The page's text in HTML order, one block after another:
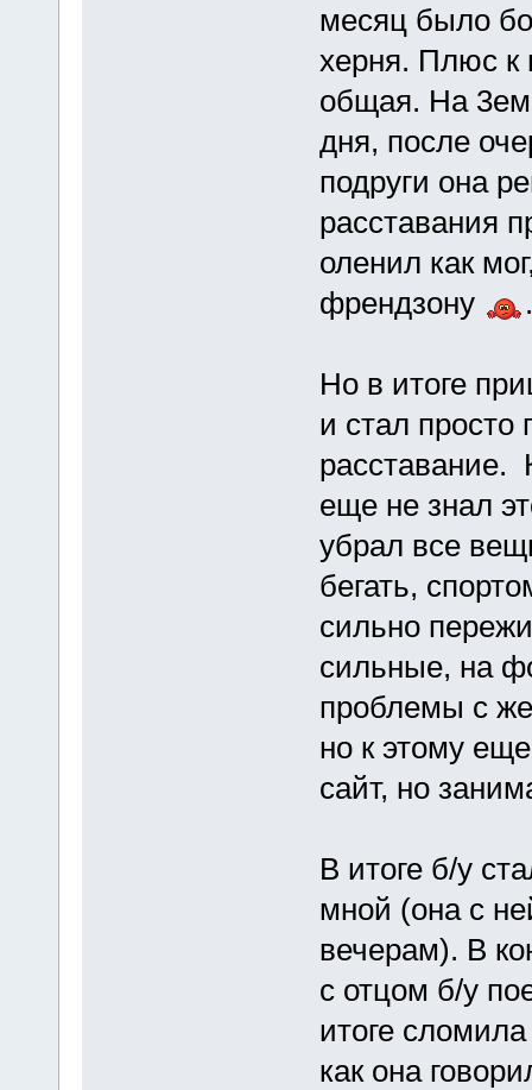
месяц было
херня. Плюс к
общая. На 3ем
дня, после
подруги она
расставания
оленил как
френдзону
.
Но в итоге
и стал просто
расставание.
еще не знал
убрал все
бегать,
сильно
сильные, на
проблемы с
но к этому
сайт, но
В итоге б/у
мной (она с
вечерам). В
с отцом б/у
итоге
как она